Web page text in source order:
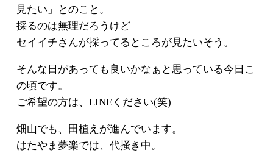
見たい」とのこと。
採るのは無理だろうけど
セイイチさんが採ってるところが見たいそう。
そんな日があっても良いかなぁと思っている今日こ
の頃です。
ご希望の方は、LINEください(笑)
畑山でも、田植えが進んでいます。
はたやま夢楽では、代掻き中。